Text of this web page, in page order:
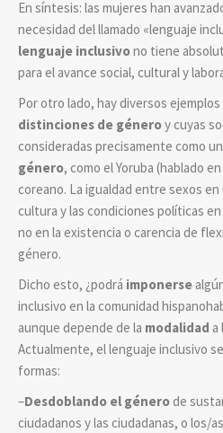
En síntesis: las mujeres han
necesidad del llamado «lenguaje
lenguaje inclusivono tiene
para el avance social, cultural y
Por otro lado, hay diversos
distinciones de géneroy cuyas
consideradas precisamente como
género, como el Yoruba (hablado
coreano. La igualdad entre sexos
cultura y las condiciones políticas
no en la existencia o carencia de
género.
Dicho esto, ¿podrá imponerse
inclusivo en la comunidad
aunque depende de la modalidad a
Actualmente, el lenguaje inclusivo
formas:
–Desdoblando el génerode
ciudadanos y las ciudadanas, o los/